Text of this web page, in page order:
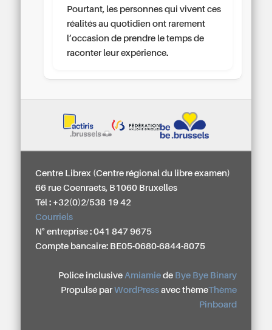
Pourtant, les personnes qui vivent ces
réalités au quotidien ont rarement
l’occasion de prendre le temps de
raconter leur expérience.
Centre Librex (Centre régional du libre examen)
66 rue Coenraets, B1060 Bruxelles
Tél : +32(0)2/538 19 42
Courriels
N° entreprise : 041 847 9675
Compte bancaire: BE05-0680-6844-8075
Police inclusive Amiamiede Bye Bye Binary
Propulsé par WordPressavec thèmeThème
Pinboard